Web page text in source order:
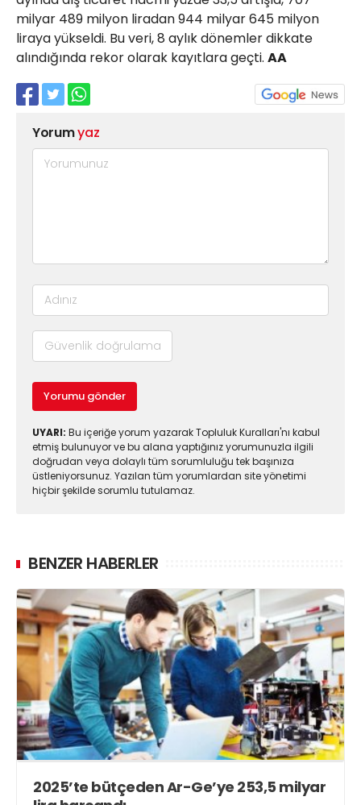
milyar 489 milyon liradan 944 milyar 645 milyon
liraya yükseldi. Bu veri, 8 aylık dönemler dikkate
alındığında rekor olarak kayıtlara geçti. AA
Yorumyaz
Yorumu gönder
UYARI: Bu içeriğe yorum yazarak Topluluk Kuralları'nı kabul
etmiş bulunuyor ve bu alana yaptığınız yorumunuzla ilgili
doğrudan veya dolaylı tüm sorumluluğu tek başınıza
üstleniyorsunuz. Yazılan tüm yorumlardan site yönetimi
hiçbir şekilde sorumlu tutulamaz.
BENZER HABERLER
2025’te bütçeden Ar-Ge’ye 253,5 milyar